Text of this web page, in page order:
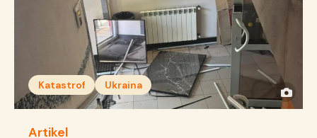
Katastrof Ukraina
Artikel